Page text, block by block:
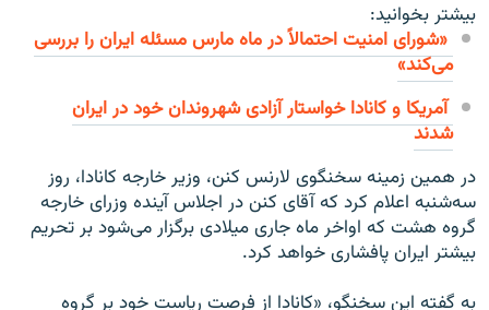
بیشتر بخوانید:
«شورای امنيت احتمالاً در ماه مارس مسئله ايران را بررسی
می‌کند»
آمریکا و کانادا خواستار آزادی شهروندان خود در ایران
شدند
در همین زمینه سخنگوی لارنس کنن، وزیر خارجه کانادا، روز
سه‌شنبه اعلام کرد که آقای کنن در اجلاس آینده وزرای خارجه
گروه هشت که اواخر ماه جاری میلادی برگزار می‌شود بر تحریم
بیشتر ایران پافشاری خواهد کرد.
به گفته این سخنگو، «کانادا از فرصت ریاست خود بر گروه